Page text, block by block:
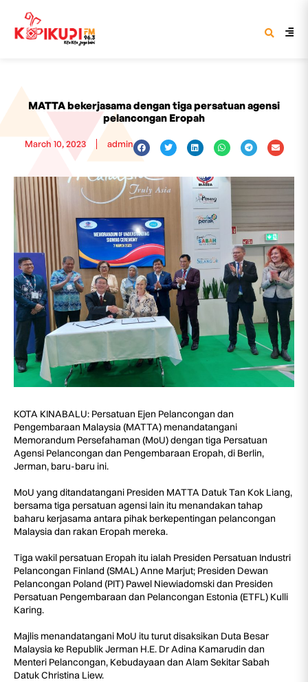
MATTA bekerjasama dengan tiga persatuan agensi
pelancongan Eropah
March 10, 2023 admin
KOTA KINABALU: Persatuan Ejen Pelancongan dan
Pengembaraan Malaysia (MATTA) menandatangani
Memorandum Persefahaman (MoU) dengan tiga Persatuan
Agensi Pelancongan dan Pengembaraan Eropah, di Berlin,
Jerman, baru-baru ini.
MoU yang ditandatangani Presiden MATTA Datuk Tan Kok Liang,
bersama tiga persatuan agensi lain itu menandakan tahap
baharu kerjasama antara pihak berkepentingan pelancongan
Malaysia dan rakan Eropah mereka.
Tiga wakil persatuan Eropah itu ialah Presiden Persatuan Industri
Pelancongan Finland (SMAL) Anne Marjut; Presiden Dewan
Pelancongan Poland (PIT) Pawel Niewiadomski dan Presiden
Persatuan Pengembaraan dan Pelancongan Estonia (ETFL) Kulli
Karing.
Majlis menandatangani MoU itu turut disaksikan Duta Besar
Malaysia ke Republik Jerman H.E. Dr Adina Kamarudin dan
Menteri Pelancongan, Kebudayaan dan Alam Sekitar Sabah
Datuk Christina Liew.